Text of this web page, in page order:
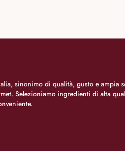
sinonimo di qualità, gusto e
Selezioniamo ingredienti di alta